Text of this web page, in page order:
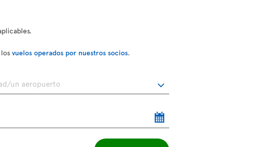
vuelos operados por nuestros socios.